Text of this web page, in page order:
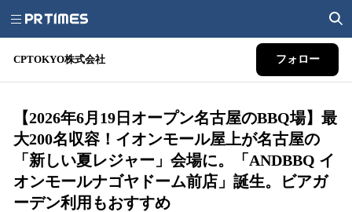
CPTOKYO株式会社 フォロー
【2026年6月19日オープン名古屋のBBQ場】最
大200名収容！イオンモール屋上が名古屋の
「新しい夏レジャー」会場に。「ANDBBQ イ
オンモールナゴヤドーム前店」誕生。ビアガ
ーデン利用もおすすめ